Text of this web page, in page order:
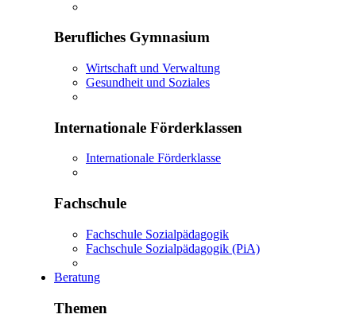
Berufliches Gymnasium
Wirtschaft und Verwaltung
Gesundheit und Soziales
Internationale Förderklassen
Internationale Förderklasse
Fachschule
Fachschule Sozialpädagogik
Fachschule Sozialpädagogik (PiA)
Beratung
Themen